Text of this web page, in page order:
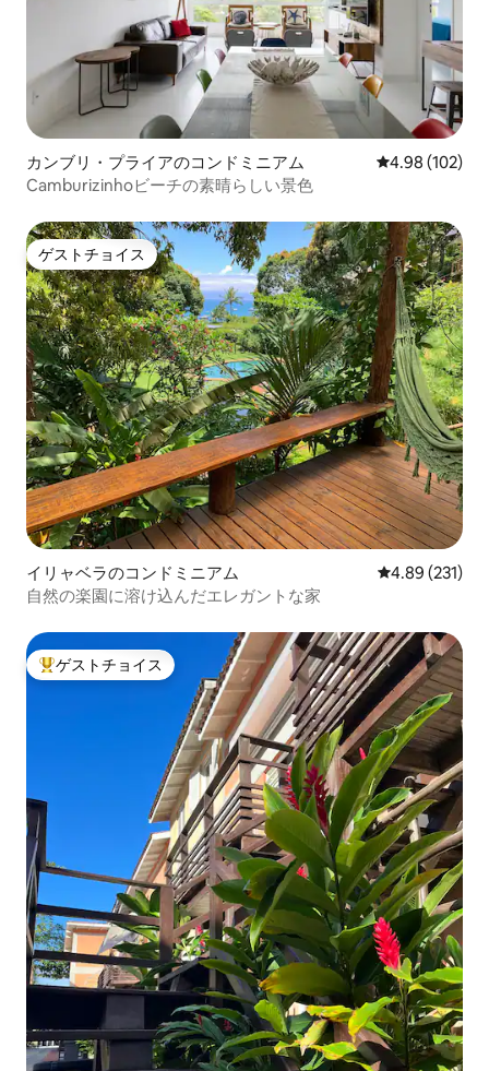
カンブリ・プライアのコンドミニアム レビュー102
4.98 (102)
Camburizinhoビーチの素晴らしい景色
ゲストチョイス
ゲストチョイス
イリャベラのコンドミニアム レビュー231
4.89 (231)
自然の楽園に溶け込んだエレガントな家
大好評のゲストチョイスです。
ゲストチョイス